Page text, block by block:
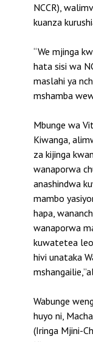
NCCR),
kuanza
“We mjinga
hata sisi wa
maslahi ya
mshamba
Mbunge wa
Kiwanga,
za kijinga
wanaporwa
anashindwa
mambo
hapa,
wanaporwa
kuwatetea
hivi unataka
Wabunge
huyo ni,
(Iringa Mjini-